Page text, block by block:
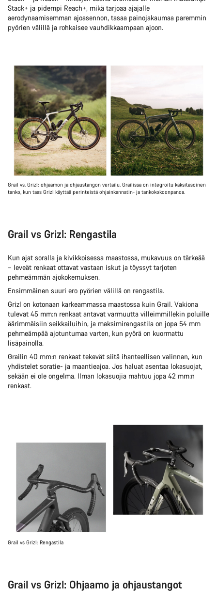
Stack+ ja pidempi Reach+, mikä tarjoaa ajajalle
aerodynaamisemman ajoasennon, tasaa painojakaumaa paremmin
pyörien välillä ja rohkaisee vauhdikkaampaan ajoon.
Grail vs. Grizl: ohjaamon ja ohjaustangon vertailu. Grailissa on integroitu kaksitasoinen
tanko, kun taas Grizl käyttää perinteistä ohjainkannatin- ja tankokokoonpanoa.
Grail vs Grizl: Rengastila
Kun ajat soralla ja kivikkoisessa maastossa, mukavuus on tärkeää
– leveät renkaat ottavat vastaan iskut ja töyssyt tarjoten
pehmeämmän ajokokemuksen.
Ensimmäinen suuri ero pyörien välillä on rengastila.
Grizl on kotonaan karkeammassa maastossa kuin Grail. Vakiona
tulevat 45 mm:n renkaat antavat varmuutta villeimmillekin poluille
äärimmäisiin seikkailuihin, ja maksimirengastila on jopa 54 mm
pehmeämpää ajotuntumaa varten, kun pyörä on kuormattu
lisäpainolla.
Grailin 40 mm:n renkaat tekevät siitä ihanteellisen valinnan, kun
yhdistelet soratie- ja maantieajoa. Jos haluat asentaa lokasuojat,
sekään ei ole ongelma. Ilman lokasuojia mahtuu jopa 42 mm:n
renkaat.
Grail vs Grizl: Rengastila
Grail vs Grizl: Ohjaamo ja ohjaustangot